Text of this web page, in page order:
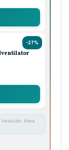
-27%
Keine